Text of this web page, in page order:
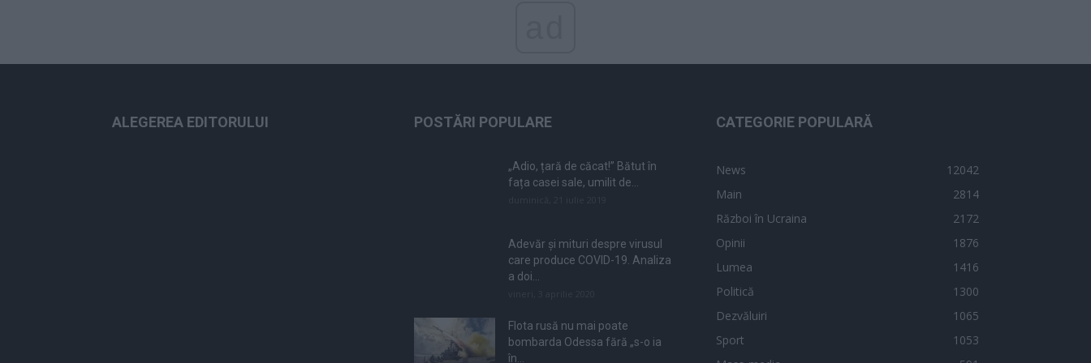
ALEGEREA EDITORULUI POSTĂRI POPULARE
„Adio, țară de căcat!” Bătut în
fața casei sale, umilit de...
Adevăr și mituri despre virusul
care produce COVID-19. Analiza
a doi...
Flota rusă nu mai poate
bombarda Odessa fără „s-o ia
în...
CATEGORIE POPULARĂ
News
12042
Main
2814
Război în Ucraina
2172
Opinii
1876
Lumea
1416
Politică
1300
Dezvăluiri
1065
Sport
1053